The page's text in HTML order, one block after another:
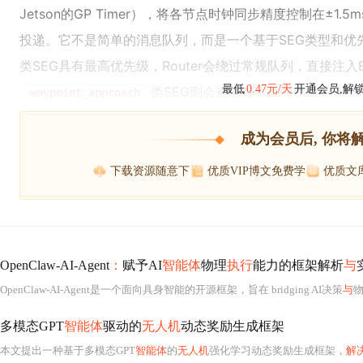
Jetson的GP Timer），将各节点时钟同步精度控制在
投递。它不是简单的消息队列，而是一个基于SEG类型和优
类SEG具有最高优先级，Router会绕过常规队列，直接注
waypoint_approach 类SEG则会被缓存，并与State
最低0.47元/天 开通会员,解
成为会员后, 你将
下载资源随意下 优质VIP博文免费学 优质文
OpenClaw-AI-Agent ： 赋予AI智能体物理执行能力的框架解析与
OpenClaw-AI-Agent是一个面向具身智能的开源框架，旨在 bridging AI决策与
多模态GPT智能体驱动的无人机动态奖励生成框架
本文提出一种基于多模态GPT智能体的无人机强化学习动态奖励生成框架， 解